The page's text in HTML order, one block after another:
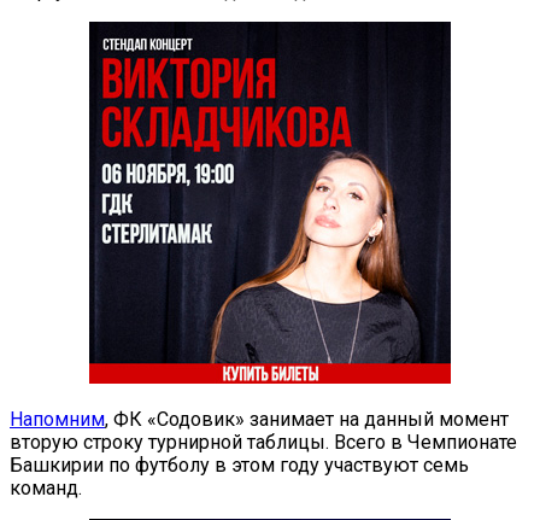
Напомним, ФК «Содовик» занимает на данный момент
вторую строку турнирной таблицы. Всего в Чемпионате
Башкирии по футболу в этом году участвуют семь
команд.